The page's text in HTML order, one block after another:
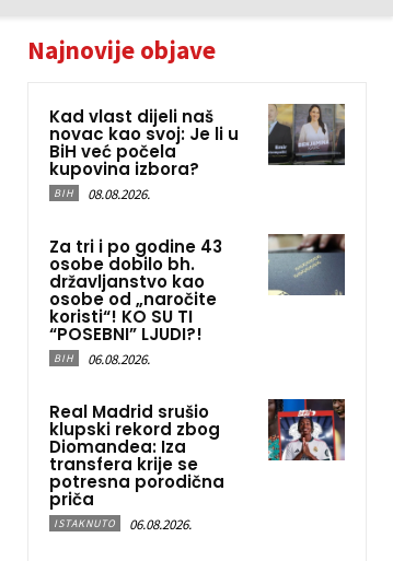
Najnovije objave
Kad vlast dijeli naš
novac kao svoj: Je li u
BiH već počela
kupovina izbora?
BIH 08.08.2026.
Za tri i po godine 43
osobe dobilo bh.
državljanstvo kao
osobe od „naročite
koristi“! KO SU TI
“POSEBNI” LJUDI?!
BIH 06.08.2026.
Real Madrid srušio
klupski rekord zbog
Diomandea: Iza
transfera krije se
potresna porodična
priča
ISTAKNUTO 06.08.2026.